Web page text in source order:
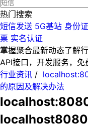
热门搜索
短信发送 5G基站 身份证
票 实名认证
掌握聚合最新动态了解
API接口，开发服务，免
行业资讯 /
的原因及解决办法
localhost8080